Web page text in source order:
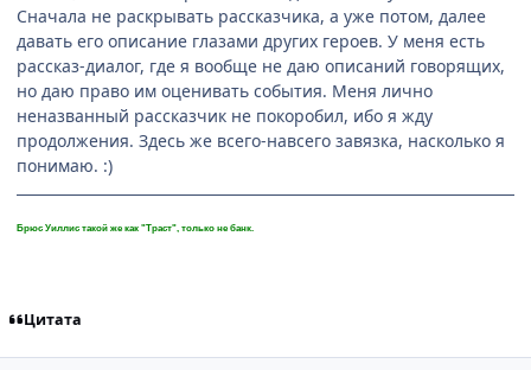
Сначала не раскрывать рассказчика, а уже потом, далее
давать его описание глазами других героев. У меня есть
рассказ-диалог, где я вообще не даю описаний говорящих,
но даю право им оценивать события. Меня лично
неназванный рассказчик не покоробил, ибо я жду
продолжения. Здесь же всего-навсего завязка, насколько я
понимаю. :)
Брюс Уиллис такой же как "Траст", только не банк.
Цитата